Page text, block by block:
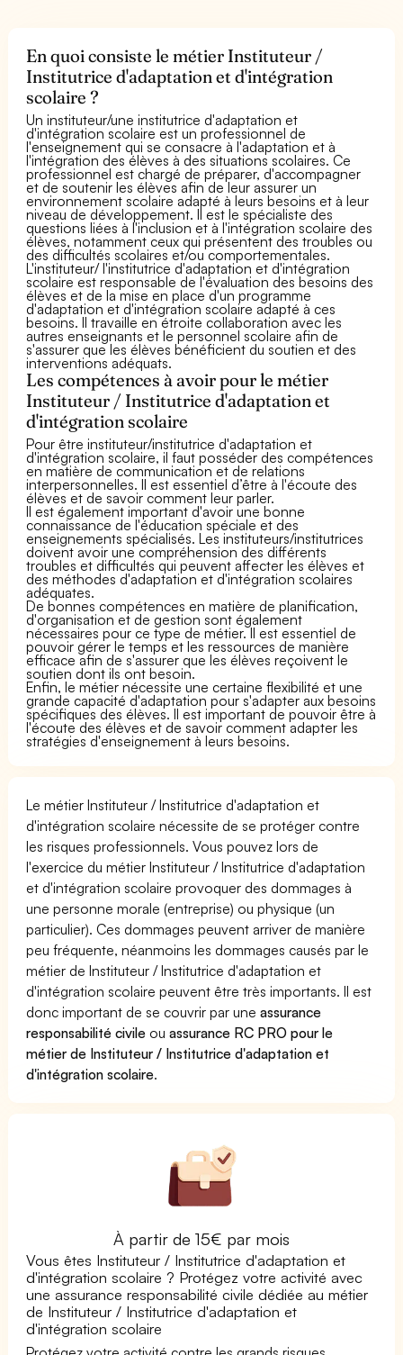
En quoi consiste le métier Instituteur /
Institutrice d'adaptation et d'intégration
scolaire ?
Un instituteur/une institutrice d'adaptation et
d'intégration scolaire est un professionnel de
l'enseignement qui se consacre à l'adaptation et à
l'intégration des élèves à des situations scolaires. Ce
professionnel est chargé de préparer, d'accompagner
et de soutenir les élèves afin de leur assurer un
environnement scolaire adapté à leurs besoins et à leur
niveau de développement. Il est le spécialiste des
questions liées à l'inclusion et à l'intégration scolaire des
élèves, notamment ceux qui présentent des troubles ou
des difficultés scolaires et/ou comportementales.
L'instituteur/ l'institutrice d'adaptation et d'intégration
scolaire est responsable de l'évaluation des besoins des
élèves et de la mise en place d'un programme
d'adaptation et d'intégration scolaire adapté à ces
besoins. Il travaille en étroite collaboration avec les
autres enseignants et le personnel scolaire afin de
s'assurer que les élèves bénéficient du soutien et des
interventions adéquats.
Les compétences à avoir pour le métier
Instituteur / Institutrice d'adaptation et
d'intégration scolaire
Pour être instituteur/institutrice d'adaptation et
d'intégration scolaire, il faut posséder des compétences
en matière de communication et de relations
interpersonnelles. Il est essentiel d’être à l'écoute des
élèves et de savoir comment leur parler.
Il est également important d'avoir une bonne
connaissance de l'éducation spéciale et des
enseignements spécialisés. Les instituteurs/institutrices
doivent avoir une compréhension des différents
troubles et difficultés qui peuvent affecter les élèves et
des méthodes d'adaptation et d'intégration scolaires
adéquates.
De bonnes compétences en matière de planification,
d'organisation et de gestion sont également
nécessaires pour ce type de métier. Il est essentiel de
pouvoir gérer le temps et les ressources de manière
efficace afin de s'assurer que les élèves reçoivent le
soutien dont ils ont besoin.
Enfin, le métier nécessite une certaine flexibilité et une
grande capacité d'adaptation pour s'adapter aux besoins
spécifiques des élèves. Il est important de pouvoir être à
l'écoute des élèves et de savoir comment adapter les
stratégies d'enseignement à leurs besoins.
Le métier Instituteur / Institutrice d'adaptation et
d'intégration scolaire nécessite de se protéger contre
les risques professionnels. Vous pouvez lors de
l'exercice du métier Instituteur / Institutrice d'adaptation
et d'intégration scolaire provoquer des dommages à
une personne morale (entreprise) ou physique (un
particulier). Ces dommages peuvent arriver de manière
peu fréquente, néanmoins les dommages causés par le
métier de Instituteur / Institutrice d'adaptation et
d'intégration scolaire peuvent être très importants. Il est
donc important de se couvrir par uneassurance
responsabilité civile ouassurance RC PRO pour le
métier de Instituteur / Institutrice d'adaptation et
d'intégration scolaire.
À partir de 15€ par mois
Vous êtes Instituteur / Institutrice d'adaptation et
d'intégration scolaire ? Protégez votre activité avec
une assurance responsabilité civile dédiée au métier
de Instituteur / Institutrice d'adaptation et
d'intégration scolaire